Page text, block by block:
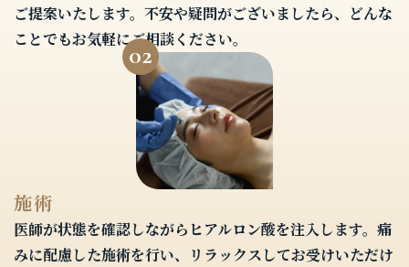
ご提案いたします。不安や疑問がございましたら、どんな
ことでもお気軽にご相談ください。
02
施術
医師が状態を確認しながらヒアルロン酸を注入します。痛
みに配慮した施術を行い、リラックスしてお受けいただけ